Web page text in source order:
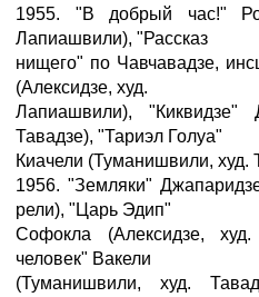
1955. "В добрый час!"
Лапиашвили), "Рассказ
нищего" по Чавчавадзе,
(Алексидзе, худ.
Лапиашвили), "Киквидзе"
Тавадзе), "Тариэл Голуа"
Киачели (Туманишвили, худ.
1956. "Земляки"
рели), "Царь Эдип"
Софокла (Алексидзе,
человек" Вакели
(Туманишвили, худ.